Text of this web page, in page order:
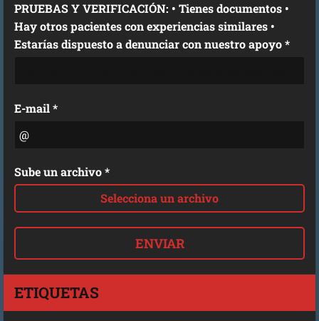
PRUEBAS Y VERIFICACIÓN: • Tienes documentos •
Hay otros pacientes con experiencias similares •
Estarías dispuesto a denunciar con nuestro apoyo *
E-mail *
Sube un archivo *
Selecciona un archivo
ETIQUETAS